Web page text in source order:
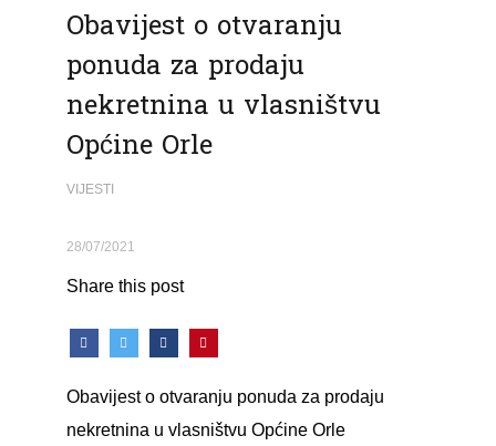
Obavijest o otvaranju
ponuda za prodaju
nekretnina u vlasništvu
Općine Orle
VIJESTI
28/07/2021
Share this post
Obavijest o otvaranju ponuda za prodaju
nekretnina u vlasništvu Općine Orle